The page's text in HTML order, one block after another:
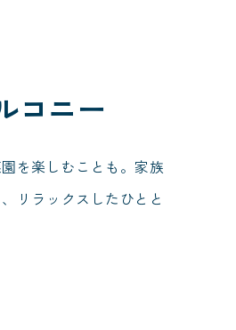
コニー
を楽しむことも。家族
リラックスしたひとと